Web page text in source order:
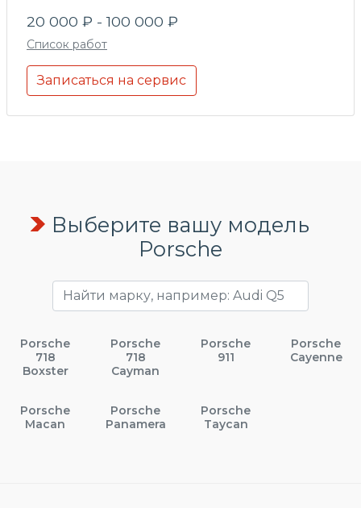
20 000 ₽ - 100 000 ₽
Список работ
Записаться на сервис
Выберите вашу модель
Porsche
Porsche
718
Boxster
Porsche
718
Cayman
Porsche
911
Porsche
Cayenne
Porsche
Macan
Porsche
Panamera
Porsche
Taycan